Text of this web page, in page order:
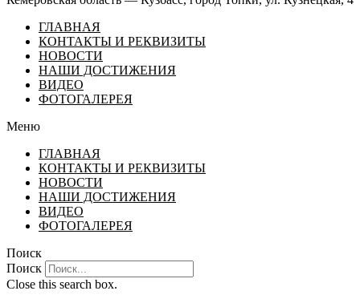
ГЛАВНАЯ
КОНТАКТЫ И РЕКВИЗИТЫ
НОВОСТИ
НАШИ ДОСТИЖЕНИЯ
ВИДЕО
ФОТОГАЛЕРЕЯ
Меню
ГЛАВНАЯ
КОНТАКТЫ И РЕКВИЗИТЫ
НОВОСТИ
НАШИ ДОСТИЖЕНИЯ
ВИДЕО
ФОТОГАЛЕРЕЯ
Поиск
Поиск
Close this search box.